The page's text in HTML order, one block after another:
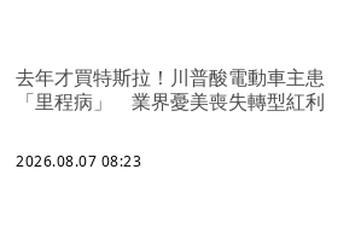
去年才買特斯拉！川普酸電動車主患
「里程病」 業界憂美喪失轉型紅利
2026.08.07 08:23